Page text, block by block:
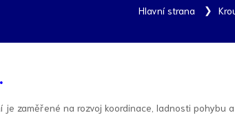
Hlavní strana
je zaměřené na rozvoj koordinace, ladnosti